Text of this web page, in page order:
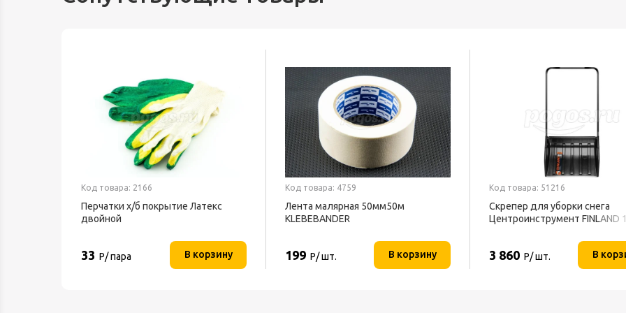
Код товара: 2166
Перчатки х/б покрытие Латекс
двойной
33 Р/ пара В корзину
Код товара: 4759
Лента малярная 50мм50м
KLEBEBANDER
199 Р/ шт. В корзину
Код товара: 51216
Скрепер для уборки снега
Центроинструмент FINLAND
3 860 Р/ шт. В